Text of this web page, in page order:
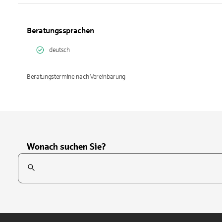
Beratungssprachen
deutsch
Beratungstermine nach Vereinbarung
Wonach suchen Sie?
Suchfeld